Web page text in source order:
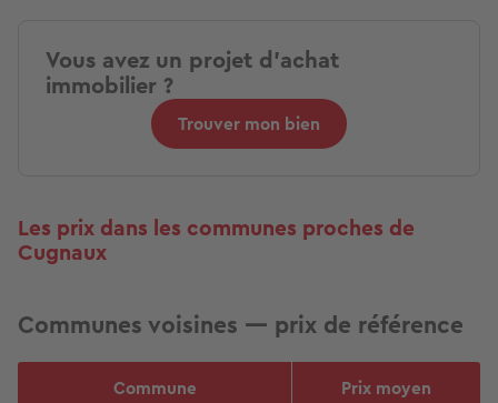
Vous avez un projet d'achat
immobilier ?
Trouver mon bien
Les prix dans les communes proches de
Cugnaux
Communes voisines — prix de référence
Commune Prix moyen